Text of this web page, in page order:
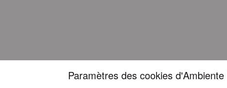
Paramètres des cookies